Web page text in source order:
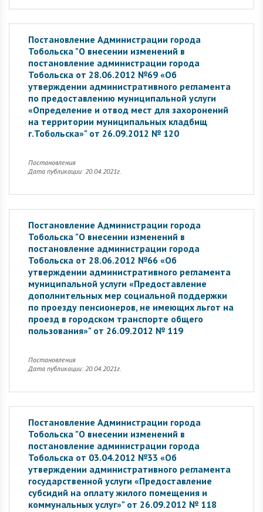
Постановление Администрации города
Тобольска "О внесении изменений в
постановление администрации города
Тобольска от 28.06.2012 №69 «Об
утверждении административного регламента
по предоставлению муниципальной услуги
«Определение и отвод мест для захоронений
на территории муниципальных кладбищ
г.Тобольска»" от 26.09.2012 № 120
Постановления
Дата публикации: 20.04.2021г.
Постановление Администрации города
Тобольска "О внесении изменений в
постановление администрации города
Тобольска от 28.06.2012 №66 «Об
утверждении административного регламента
муниципальной услуги «Предоставление
дополнительных мер социальной поддержки
по проезду пенсионеров, не имеющих льгот на
проезд в городском транспорте общего
пользования»" от 26.09.2012 № 119
Постановления
Дата публикации: 20.04.2021г.
Постановление Администрации города
Тобольска "О внесении изменений в
постановление администрации города
Тобольска от 03.04.2012 №33 «Об
утверждении административного регламента
государственной услуги «Предоставление
субсидий на оплату жилого помещения и
коммунальных услуг»" от 26.09.2012 № 118